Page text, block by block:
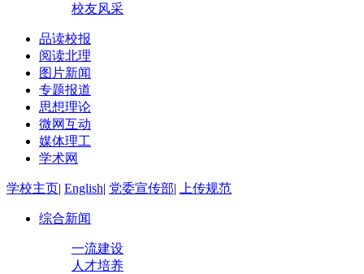
校友风采
品读校报
阅读北理
图片新闻
专题报道
思想理论
微网互动
媒体理工
学术网
学校主页| English| 党委宣传部| 上传规范
综合新闻
一流建设
人才培养